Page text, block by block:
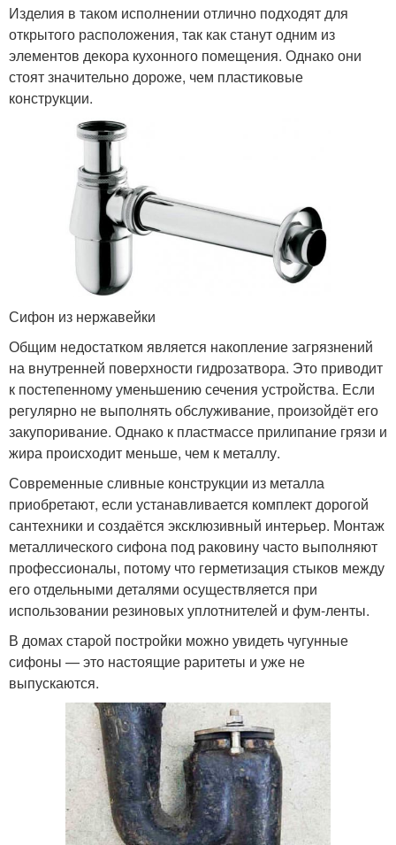
Изделия в таком исполнении отлично подходят для
открытого расположения, так как станут одним из
элементов декора кухонного помещения. Однако они
стоят значительно дороже, чем пластиковые
конструкции.
Сифон из нержавейки
Общим недостатком является накопление загрязнений
на внутренней поверхности гидрозатвора. Это приводит
к постепенному уменьшению сечения устройства. Если
регулярно не выполнять обслуживание, произойдёт его
закупоривание. Однако к пластмассе прилипание грязи и
жира происходит меньше, чем к металлу.
Современные сливные конструкции из металла
приобретают, если устанавливается комплект дорогой
сантехники и создаётся эксклюзивный интерьер. Монтаж
металлического сифона под раковину часто выполняют
профессионалы, потому что герметизация стыков между
его отдельными деталями осуществляется при
использовании резиновых уплотнителей и фум-ленты.
В домах старой постройки можно увидеть чугунные
сифоны — это настоящие раритеты и уже не
выпускаются.